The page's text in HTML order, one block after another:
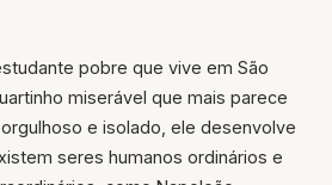
pobre que vive em São
miserável que mais parece
e isolado, ele desenvolve
seres humanos ordinários e